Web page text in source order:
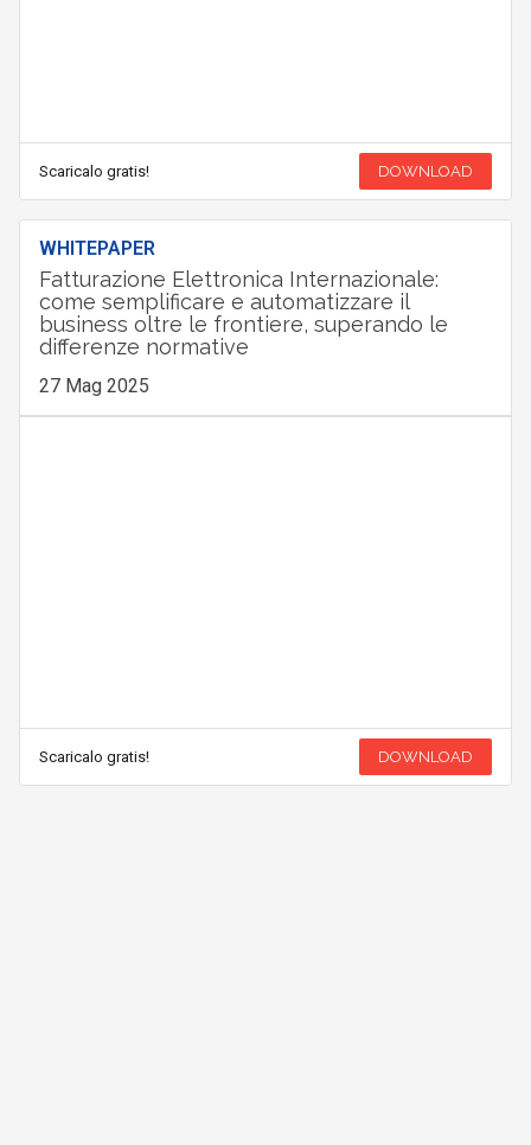
Scaricalo gratis! DOWNLOAD
WHITEPAPER
Fatturazione Elettronica Internazionale:
come semplificare e automatizzare il
business oltre le frontiere, superando le
differenze normative
27 Mag 2025
Scaricalo gratis! DOWNLOAD